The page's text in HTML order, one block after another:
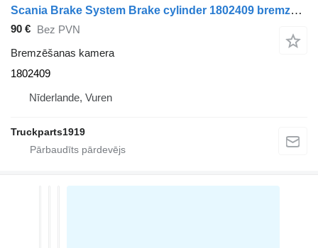
Scania Brake System Brake cylinder 1802409 bremzēšanas kamera paredzēts vilcēja
90 €
Bez PVN
Bremzēšanas kamera
1802409
Nīderlande, Vuren
Truckparts1919